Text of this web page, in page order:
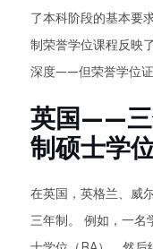
了本科阶段的基本要
制荣誉学位课程反映
深度——但荣誉学位证
英国——三
制硕士学
在英国，英格兰、威
三年制。 例如，一名